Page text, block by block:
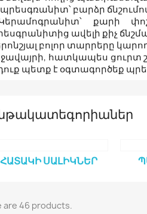
բարձր
քարի
ավելի քիչ
բոլոր տարրերը
հատկապես ցուրտ
պետք է օգտագործեք
ՀԱՏԱԿԻ ՍԱԼԻԿՆԵՐ
are 46 products.